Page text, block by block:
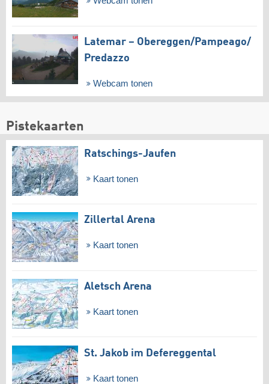
Latemar – Obereggen/​Pampeago/​
Predazzo
Webcam tonen
Pistekaarten
Ratschings-Jaufen
Kaart tonen
Zillertal Arena
Kaart tonen
Aletsch Arena
Kaart tonen
St. Jakob im Defereggental
Kaart tonen